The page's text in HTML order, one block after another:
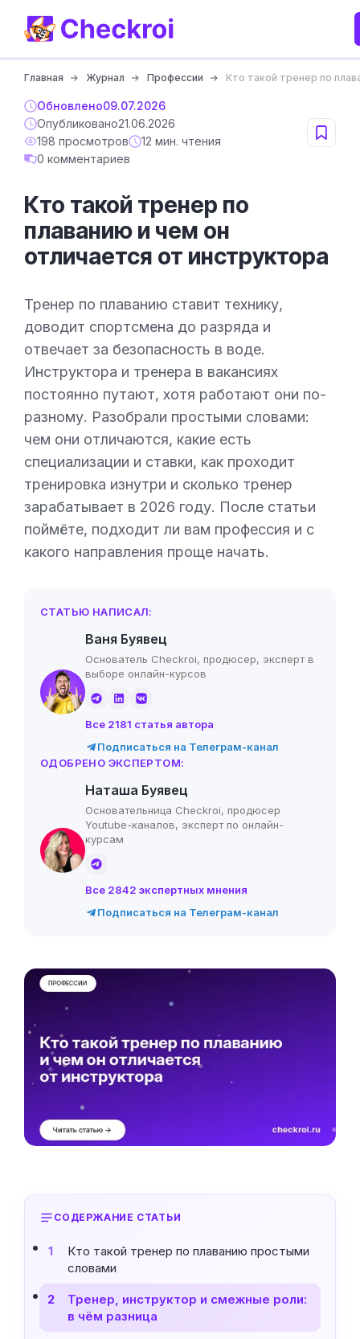
Главная Журнал Профессии Кто такой тренер по
Обновлено09.07.2026
Опубликовано21.06.2026
198 просмотров
12 мин. чтения
0 комментариев
Кто такой тренер по
плаванию и чем он
отличается от инструктора
Тренер по плаванию ставит технику,
доводит спортсмена до разряда и
отвечает за безопасность в воде.
Инструктора и тренера в вакансиях
постоянно путают, хотя работают они по-
разному. Разобрали простыми словами:
чем они отличаются, какие есть
специализации и ставки, как проходит
тренировка изнутри и сколько тренер
зарабатывает в 2026 году. После статьи
поймёте, подходит ли вам профессия и с
какого направления проще начать.
СТАТЬЮ НАПИСАЛ:
Ваня Буявец
Основатель Checkroi, продюсер, эксперт в
выборе онлайн-курсов
Все 2181 статья автора
Подписаться на Телеграм-канал
ОДОБРЕНО ЭКСПЕРТОМ:
Наташа Буявец
Основательница Checkroi, продюсер
Youtube-каналов, эксперт по онлайн-
курсам
Все 2842 экспертных мнения
Подписаться на Телеграм-канал
СОДЕРЖАНИЕ СТАТЬИ
1
Кто такой тренер по плаванию простыми
словами
2
Тренер, инструктор и смежные роли:
в чём разница